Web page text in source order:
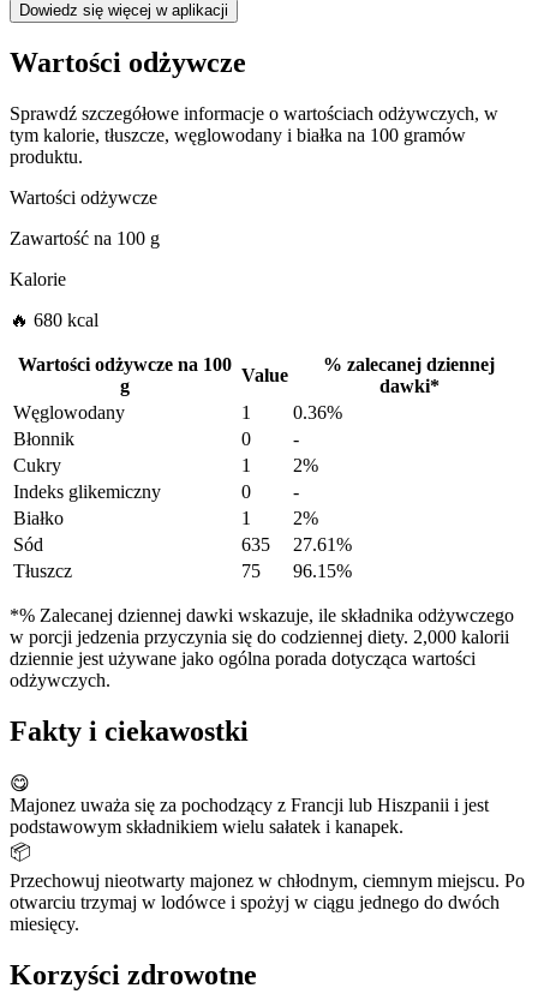
Dowiedz się więcej w aplikacji
Wartości odżywcze
Sprawdź szczegółowe informacje o wartościach odżywczych, w
tym kalorie, tłuszcze, węglowodany i białka na 100 gramów
produktu.
Wartości odżywcze
Zawartość na 100 g
Kalorie
🔥 680 kcal
Wartości odżywcze na 100
g
Value
% zalecanej dziennej
dawki*
Węglowodany
1
0.36%
Błonnik
0
-
Cukry
1
2%
Indeks glikemiczny
0
-
Białko
1
2%
Sód
635
27.61%
Tłuszcz
75 96.15%
*% Zalecanej dziennej dawki wskazuje, ile składnika odżywczego
w porcji jedzenia przyczynia się do codziennej diety. 2,000 kalorii
dziennie jest używane jako ogólna porada dotycząca wartości
odżywczych.
Fakty i ciekawostki
😋
Majonez uważa się za pochodzący z Francji lub Hiszpanii i jest
podstawowym składnikiem wielu sałatek i kanapek.
📦
Przechowuj nieotwarty majonez w chłodnym, ciemnym miejscu. Po
otwarciu trzymaj w lodówce i spożyj w ciągu jednego do dwóch
miesięcy.
Korzyści zdrowotne